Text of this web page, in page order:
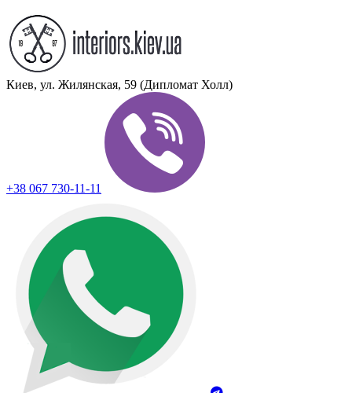
Киев, ул. Жилянская, 59 (Дипломат Холл)
+38 067 730-11-11